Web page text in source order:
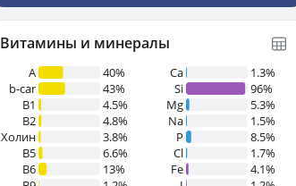
Витамины и минералы
A
40%
b-car
43%
В1
4.5%
B2
4.8%
Холин
3.8%
B5
6.6%
B6
13%
Ca
1.3%
Si
96%
Mg
5.3%
Na
1.5%
P
8.5%
Cl
1.7%
Fe
4.1%